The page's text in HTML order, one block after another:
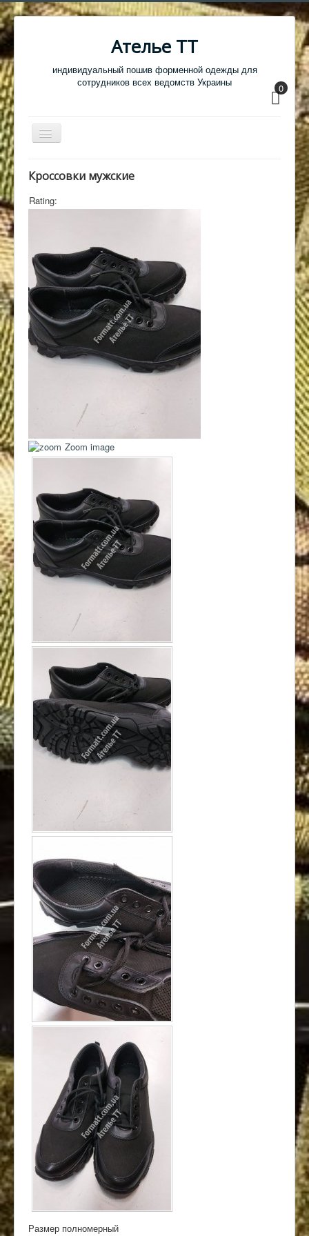
Ателье ТТ
индивидуальный пошив форменной одежды для
сотрудников всех ведомств Украины
0
Перемикач
навігації
Головные уборы
Образцы тканей
Кабинет
Контакты
Кроссовки мужские
Rating:
Zoom image
Размер полномерный